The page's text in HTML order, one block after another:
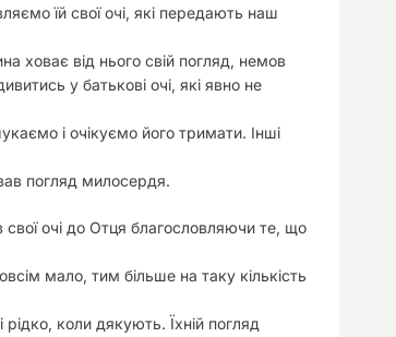
їй свої очі, які передають наш
ховає від нього свій погляд, немов
у батькові очі, які явно не
і очікуємо його тримати. Інші
погляд милосердя.
свої очі до Отця благословляючи те, що
мало, тим більше на таку кількість
коли дякують. Їхній погляд